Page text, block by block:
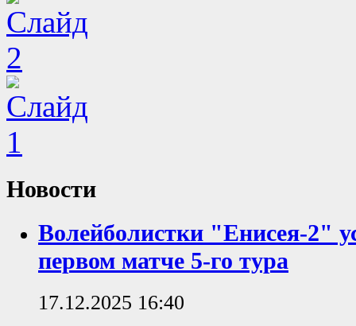
Новости
Волейболистки "Енисея-2"
первом матче 5-го тура
17.12.2025 16:40